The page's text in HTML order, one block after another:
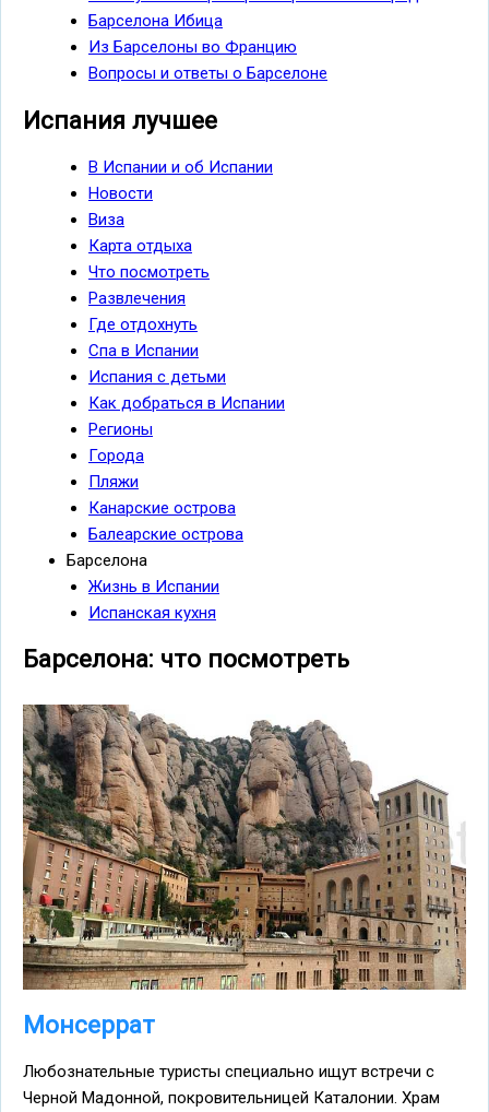
Барселона Ибица
Из Барселоны во Францию
Вопросы и ответы о Барселоне
Испания лучшее
В Испании и об Испании
Новости
Виза
Карта отдыха
Что посмотреть
Развлечения
Где отдохнуть
Спа в Испании
Испания с детьми
Как добраться в Испании
Регионы
Города
Пляжи
Канарские острова
Балеарские острова
Барселона
Жизнь в Испании
Испанская кухня
Барселона: что посмотреть
Монсеррат
Любознательные туристы специально ищут встречи с
Черной Мадонной, покровительницей Каталонии. Храм